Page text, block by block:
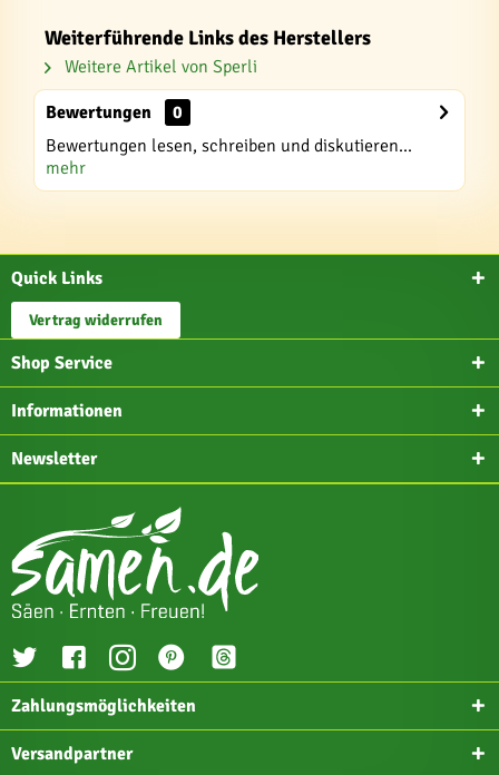
Weiterführende Links des Herstellers
Weitere Artikel von Sperli
Bewertungen
0
Bewertungen lesen, schreiben und diskutieren...
mehr
Quick Links
Vertrag widerrufen
Shop Service
Informationen
Newsletter
Zahlungsmöglichkeiten
Versandpartner